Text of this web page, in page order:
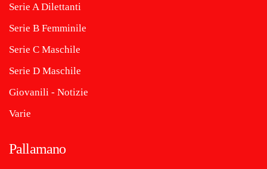
Serie A Dilettanti
Serie B Femminile
Serie C Maschile
Serie D Maschile
Giovanili - Notizie
Varie
Pallamano